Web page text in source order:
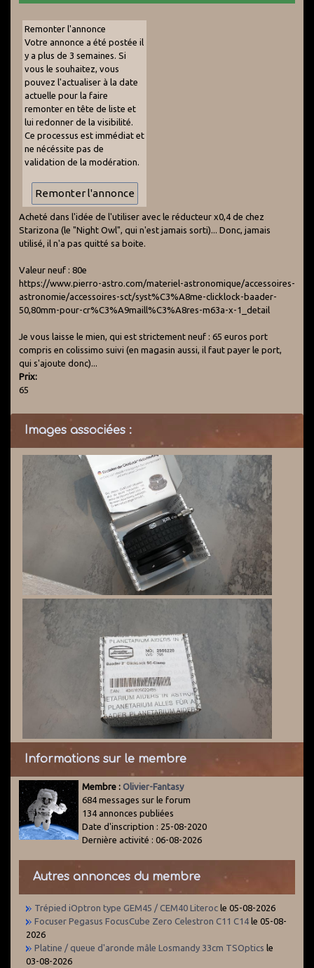
Remonter l'annonce
Votre annonce a été postée il
y a plus de 3 semaines. Si
vous le souhaitez, vous
pouvez l'actualiser à la date
actuelle pour la faire
remonter en tête de liste et
lui redonner de la visibilité.
Ce processus est immédiat et
ne nécéssite pas de
validation de la modération.
Acheté dans l'idée de l'utiliser avec le réducteur x0,4 de chez
Starizona (le "Night Owl", qui n'est jamais sorti)... Donc, jamais
utilisé, il n'a pas quitté sa boite.
Valeur neuf : 80e
https://www.pierro-astro.com/materiel-astronomique/accessoires-
astronomie/accessoires-sct/syst%C3%A8me-clicklock-baader-
50,80mm-pour-cr%C3%A9maill%C3%A8res-m63a-x-1_detail
Je vous laisse le mien, qui est strictement neuf : 65 euros port
compris en colissimo suivi (en magasin aussi, il faut payer le port,
qui s'ajoute donc)...
Prix:
65
Images associées :
Informations sur le membre
Membre : Olivier-Fantasy
684 messages sur le forum
134 annonces publiées
Date d'inscription : 25-08-2020
Dernière activité : 06-08-2026
Autres annonces du membre
Trépied iOptron type GEM45 / CEM40 Literoc le 05-08-2026
Focuser Pegasus FocusCube Zero Celestron C11 C14 le 05-08-
2026
Platine / queue d'aronde mâle Losmandy 33cm TSOptics le
03-08-2026